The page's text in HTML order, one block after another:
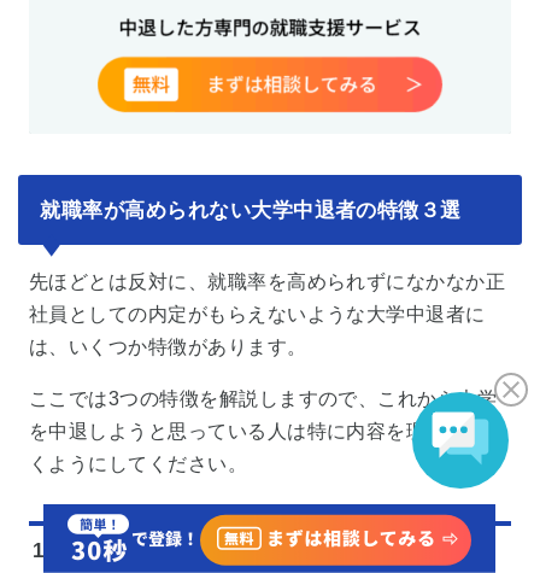
就職率が高められない大学中退者の特徴３選
先ほどとは反対に、就職率を高められずになかなか正
社員としての内定がもらえないような大学中退者に
は、いくつか特徴があります。
ここでは3つの特徴を解説しますので、これから大学
を中退しようと思っている人は特に内容を理解してお
くようにしてください。
1. フリーターとして生活してしまう